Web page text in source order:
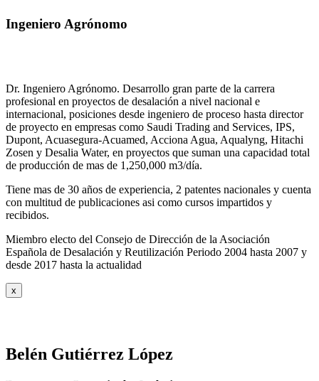
Ingeniero Agrónomo
Dr. Ingeniero Agrónomo. Desarrollo gran parte de la carrera
profesional en proyectos de desalación a nivel nacional e
internacional, posiciones desde ingeniero de proceso hasta director
de proyecto en empresas como Saudi Trading and Services, IPS,
Dupont, Acuasegura-Acuamed, Acciona Agua, Aqualyng, Hitachi
Zosen y Desalia Water, en proyectos que suman una capacidad total
de producción de mas de 1,250,000 m3/día.
Tiene mas de 30 años de experiencia, 2 patentes nacionales y cuenta
con multitud de publicaciones asi como cursos impartidos y
recibidos.
Miembro electo del Consejo de Dirección de la Asociación
Española de Desalación y Reutilización Periodo 2004 hasta 2007 y
desde 2017 hasta la actualidad
x
Belén Gutiérrez López